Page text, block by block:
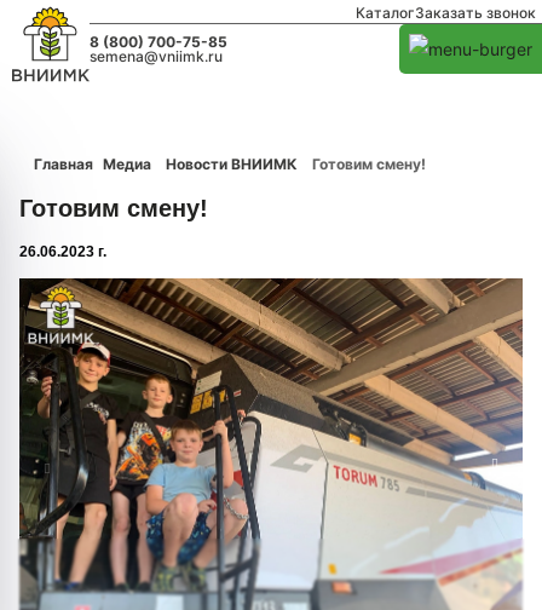
КаталогЗаказать звонок
8 (800) 700-75-85
semena@vniimk.ru
Главная Медиа Новости ВНИИМК Готовим смену!
Готовим смену!
26.06.2023 г.
1/0